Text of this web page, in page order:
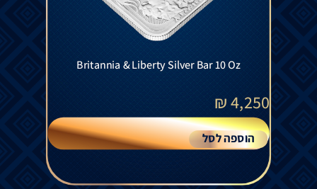
Britannia & Liberty Silver Bar 10 Oz
4,250
₪
הוספה לסל